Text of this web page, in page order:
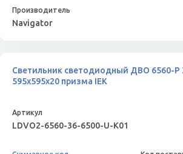
Navigator
Светильник светодиодный ДВО 6560-P
595х595х20 призма IEK
LDVO2-6560-36-6500-U-K01